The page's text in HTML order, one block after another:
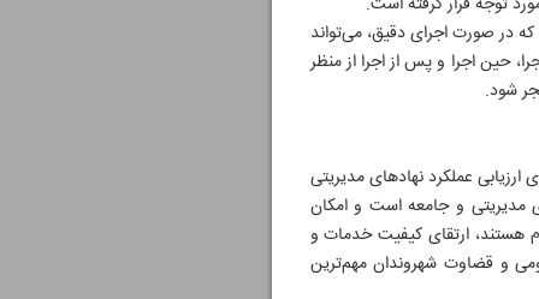
در صورت اجرای دقیق، می‌تواند
حین اجرا و پس از اجرا از منظر
شود.
عملکرد نهادهای مدیریتی
مدیریتی و جامعه است و امکان
هستند، ارتقای کیفیت خدمات و
و قضاوت شهروندان مهم‌ترین